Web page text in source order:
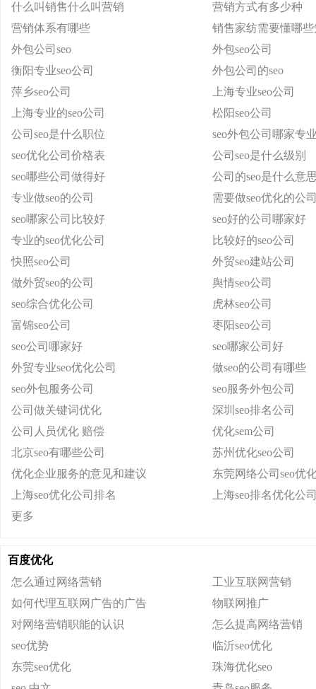
什么叫销售什么叫营销
营销方式有多少种
营销体系有哪些
销售家纺需要懂哪
外包公司seo
外包seo公司
衡阳专业seo公司
外包公司的seo
萍乡seo公司
上海专业seo公司
上海专业的seo公司
松阳seo公司
公司seo是什么职位
seo外包公司哪家专
seo优化公司价格表
公司seo是什么级别
seo哪些公司做得好
公司的seo是什么意
专业做seo的公司
需要做seo优化的公
seo哪家公司比较好
seo好的公司哪家好
专业的seo优化公司
比较好的seo公司
快照seo公司
外贸seo建站公司
做外贸seo的公司
舆情seo公司
seo综合优化公司
虎林seo公司
富锦seo公司
枣阳seo公司
seo公司哪家好
seo哪家公司好
外贸专业seo优化公司
做seo的公司有哪些
seo外包服务公司
seo服务外包公司
公司做关键词优化
深圳seo排名公司
公司人员优化 赔偿
优化sem公司
北京seo有哪些公司
苏州优化seo公司
优化企业服务的意见和建议
东莞网络公司seo优
上海seo优化公司排名
上海seo排名优化公
更多
百度优化
怎么通过网络营销
工业互联网营销
如何代理互联网广告的广告
物联网推广
对网络营销职能的认识
怎么提高网络营销
seo优势
临沂seo优化
东莞seo优化
珠海优化seo